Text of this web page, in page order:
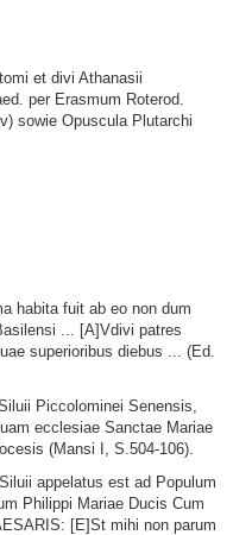
et divi Athanasii
per Erasmum Roterod.
sowie Opuscula Plutarchi
habita fuit ab eo non dum
... [A]Vdivi patres
superioribus diebus ... (Ed.
Piccolominei Senensis,
ecclesiae Sanctae Mariae
(Mansi I, S.504-106).
appelatus est ad Populum
Philippi Mariae Ducis Cum
[E]St mihi non parum